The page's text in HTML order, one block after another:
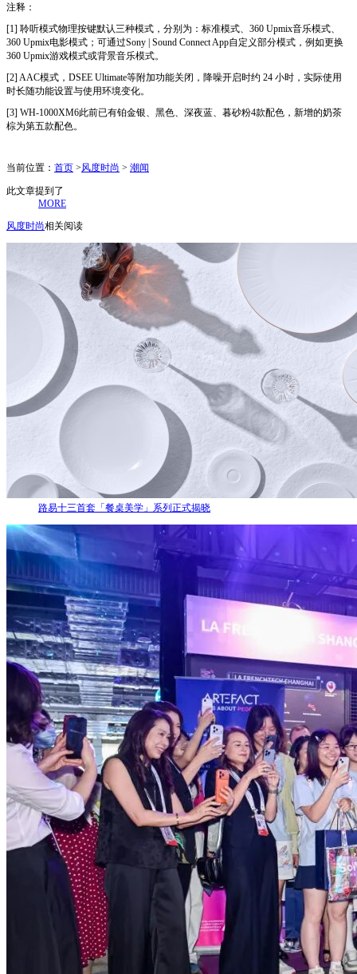
注释：
[1] 聆听模式物理按键默认三种模式，分别为：标准模式、360 Upmix音乐模式、
360 Upmix电影模式；可通过Sony | Sound Connect App自定义部分模式，例如更换
360 Upmix游戏模式或背景音乐模式。
[2] AAC模式，DSEE Ultimate等附加功能关闭，降噪开启时约 24 小时，实际使用
时长随功能设置与使用环境变化。
[3] WH-1000XM6此前已有铂金银、黑色、深夜蓝、暮砂粉4款配色，新增的奶茶
棕为第五款配色。
当前位置： 首页 >风度时尚 > 潮闻
此文章提到了
MORE
风度时尚相关阅读
路易十三首套「餐桌美学」系列正式揭晓